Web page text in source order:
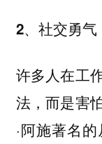
2、社交勇气
许多人在工
法，而是害
·阿施著名